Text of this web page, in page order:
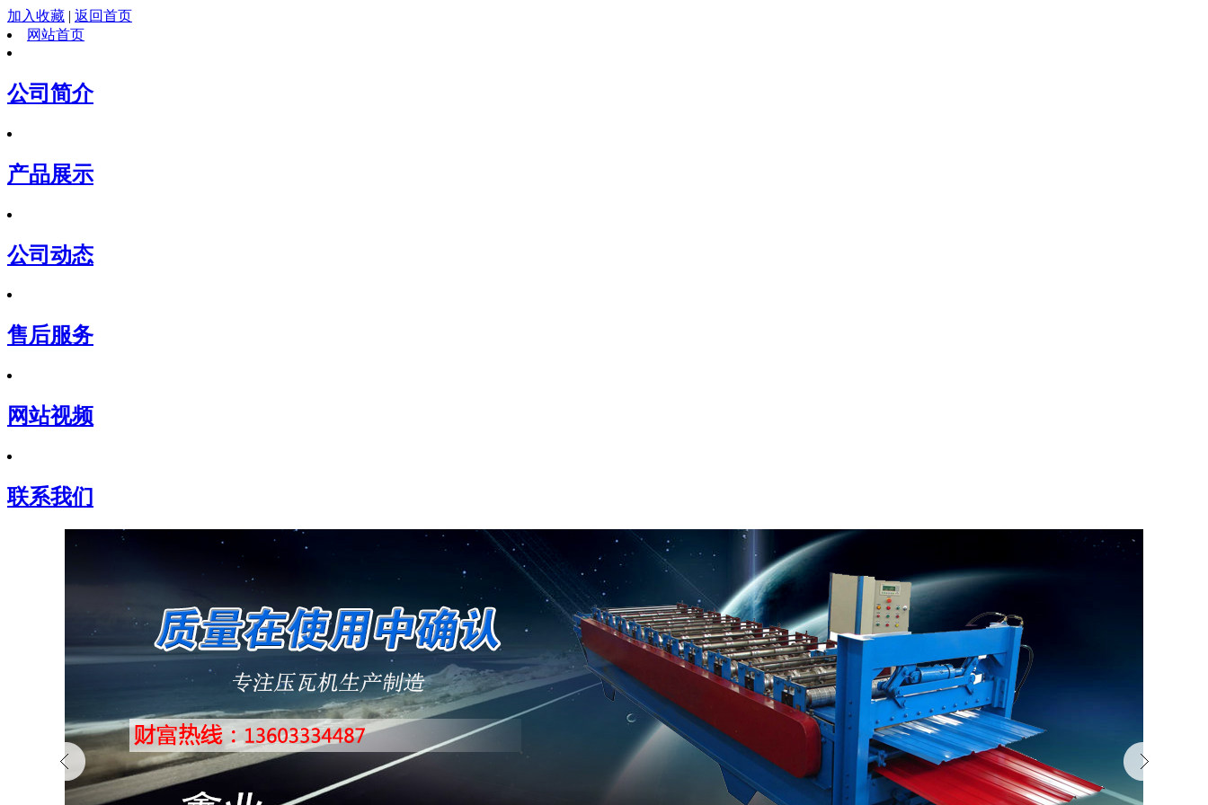
加入收藏 | 返回首页
网站首页
公司简介
产品展示
公司动态
售后服务
网站视频
联系我们